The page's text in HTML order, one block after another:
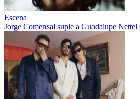
Escena
Jorge Comensal suple a Guadalupe